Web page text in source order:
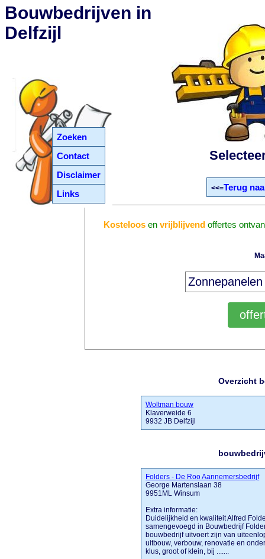
Zoeken
Contact
Disclaimer
Links
Bouwbedrijven in
Delfzijl
<<=Terug
Kosteloos envrijblijvend offertes
Overzicht
Woltman bouw
Klaverweide 6
9932 JB Delfzijl
Folders - De Roo Aannemersbedrijf
George Martenslaan 38
9951ML Winsum
Extra informatie:
Duidelijkheid en kwaliteit Alfred
samengevoegd in Bouwbedrijf
bouwbedrijf uitvoert zijn van
uitbouw, verbouw, renovatie en
klus, groot of klein, bij .......